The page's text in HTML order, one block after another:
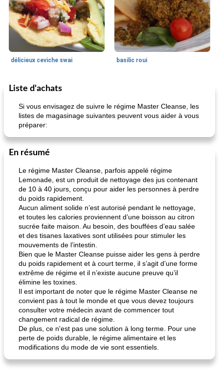
délicieux ceviche swai basilic roui
Déjeuner / Snacks
pois chiches rôtis aux épices amandes au cheddar rôti
Liste d'achats
Si vous envisagez de suivre le régime Master Cleanse, les
listes de magasinage suivantes peuvent vous aider à vous
préparer:
En résumé
Le régime Master Cleanse, parfois appelé régime
Lemonade, est un produit de nettoyage des jus contenant
de 10 à 40 jours, conçu pour aider les personnes à perdre
du poids rapidement.
Aucun aliment solide n’est autorisé pendant le nettoyage,
et toutes les calories proviennent d’une boisson au citron
sucrée faite maison. Au besoin, des bouffées d’eau salée
et des tisanes laxatives sont utilisées pour stimuler les
mouvements de l’intestin.
Bien que le Master Cleanse puisse aider les gens à perdre
du poids rapidement et à court terme, il s’agit d’une forme
extrême de régime et il n’existe aucune preuve qu’il
élimine les toxines.
Il est important de noter que le régime Master Cleanse ne
convient pas à tout le monde et que vous devez toujours
consulter votre médecin avant de commencer tout
changement radical de régime.
De plus, ce n'est pas une solution à long terme. Pour une
perte de poids durable, le régime alimentaire et les
modifications du mode de vie sont essentiels.